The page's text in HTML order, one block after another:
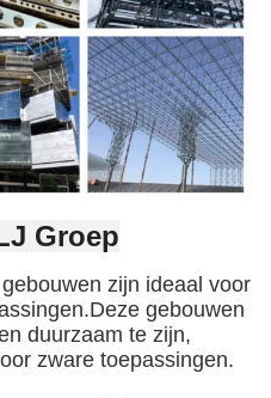
Groep
zijn ideaal voor
gebouwen
duurzaam te zijn,
zware toepassingen.